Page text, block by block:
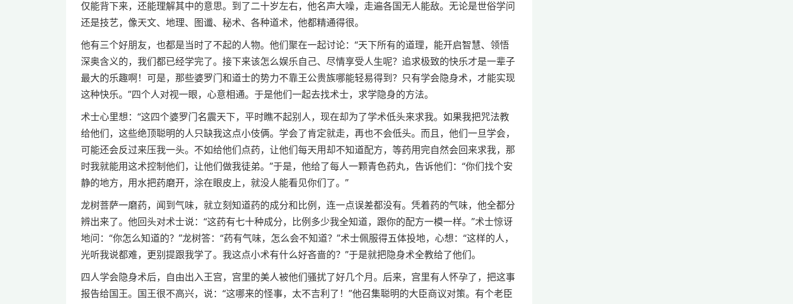
仅能背下来，还能理解其中的意思。到了二十岁左右，他名声大噪，走遍各国无人能敌。无论是世俗学问
还是技艺，像天文、地理、图谶、秘术、各种道术，他都精通得很。
他有三个好朋友，也都是当时了不起的人物。他们聚在一起讨论：“天下所有的道理，能开启智慧、领悟
深奥含义的，我们都已经学完了。接下来该怎么娱乐自己、尽情享受人生呢？追求极致的快乐才是一辈子
最大的乐趣啊！可是，那些婆罗门和道士的势力不靠王公贵族哪能轻易得到？只有学会隐身术，才能实现
这种快乐。”四个人对视一眼，心意相通。于是他们一起去找术士，求学隐身的方法。
术士心里想：“这四个婆罗门名震天下，平时瞧不起别人，现在却为了学术低头来求我。如果我把咒法教
给他们，这些绝顶聪明的人只缺我这点小伎俩。学会了肯定就走，再也不会低头。而且，他们一旦学会，
可能还会反过来压我一头。不如给他们点药，让他们每天用却不知道配方，等药用完自然会回来求我，那
时我就能用这术控制他们，让他们做我徒弟。”于是，他给了每人一颗青色药丸，告诉他们：“你们找个安
静的地方，用水把药磨开，涂在眼皮上，就没人能看见你们了。”
龙树菩萨一磨药，闻到气味，就立刻知道药的成分和比例，连一点误差都没有。凭着药的气味，他全都分
辨出来了。他回头对术士说：“这药有七十种成分，比例多少我全知道，跟你的配方一模一样。”术士惊讶
地问：“你怎么知道的？”龙树答：“药有气味，怎么会不知道？”术士佩服得五体投地，心想：“这样的人，
光听我说都难，更别提跟我学了。我这点小术有什么好吝啬的？”于是就把隐身术全教给了他们。
四人学会隐身术后，自由出入王宫，宫里的美人被他们骚扰了好几个月。后来，宫里有人怀孕了，把这事
报告给国王。国王很不高兴，说：“这哪来的怪事，太不吉利了！”他召集聪明的大臣商议对策。有个老臣